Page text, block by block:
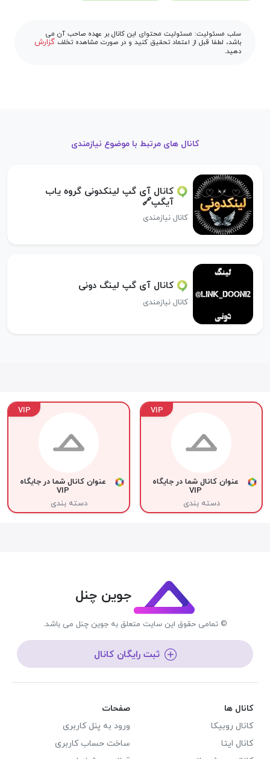
سلب مسئولیت: مسئولیت محتوای این کانال بر عهده صاحب آن می
باشد، لطفا قبل از اعتماد تحقیق کنید و در صورت مشاهده تخلف گزارش
دهید.
کانال های مرتبط با موضوع نیازمندی
کانال آی گپ لینکدونی گروه یاب
آیگپ🔗
کانال نیازمندی
کانال آی گپ لینگ دونی
کانال نیازمندی
VIP
عنوان کانال شما در جایگاه
VIP
دسته بندی
VIP
عنوان کانال شما در جایگاه
VIP
دسته بندی
جوین چنل
© تمامی حقوق این سایت متعلق به جوین چنل می باشد.
ثبت رایگان کانال
کانال ها
کانال روبیکا
کانال ایتا
صفحات
ورود به پنل کاربری
ساخت حساب کاربری